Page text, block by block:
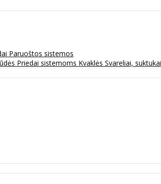
Paruoštos sistemos
Priedai sistemoms Kvaklės Svareliai,